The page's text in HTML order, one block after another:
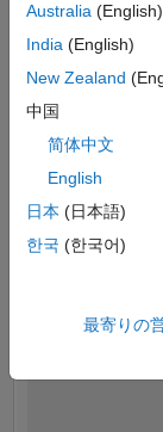
ダッシュボード
統
計
コントリビューション
-2
-1
3
Australia (English)
India (English)
New Zealand
中国
简体中文
English
日本 (日本語)
한국 (한국어)
最寄りの